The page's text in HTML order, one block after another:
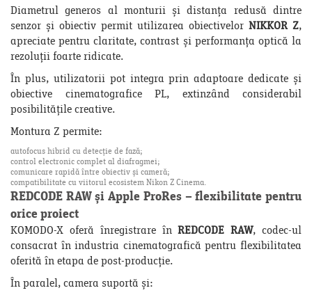
Diametrul generos al monturii și distanța redusă dintre
senzor și obiectiv permit utilizarea obiectivelor NIKKOR Z,
apreciate pentru claritate, contrast și performanța optică la
rezoluții foarte ridicate.
În plus, utilizatorii pot integra prin adaptoare dedicate și
obiective cinematografice PL, extinzând considerabil
posibilitățile creative.
Montura Z permite:
autofocus hibrid cu detecție de fază;
control electronic complet al diafragmei;
comunicare rapidă între obiectiv și cameră;
compatibilitate cu viitorul ecosistem Nikon Z Cinema.
REDCODE RAW și Apple ProRes – flexibilitate pentru
orice proiect
KOMODO-X oferă înregistrare înREDCODE RAW, codec-ul
consacrat în industria cinematografică pentru flexibilitatea
oferită în etapa de post-producție.
În paralel, camera suportă și: